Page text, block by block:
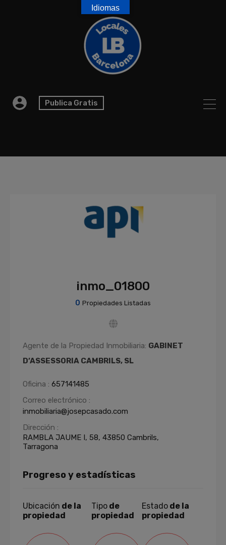
Publica Gratis
inmo_01800
0 Propiedades Listadas
Agente de la Propiedad Inmobiliaria: GABINET
D’ASSESSORIA CAMBRILS, SL
Oficina : 657141485
Correo electrónico :
inmobiliaria@josepcasado.com
Dirección :
RAMBLA JAUME I, 58, 43850 Cambrils,
Tarragona
Progreso y estadísticas
Ubicación de la
propiedad
Tipo de
propiedad
Estado de la
propiedad
Idiomas